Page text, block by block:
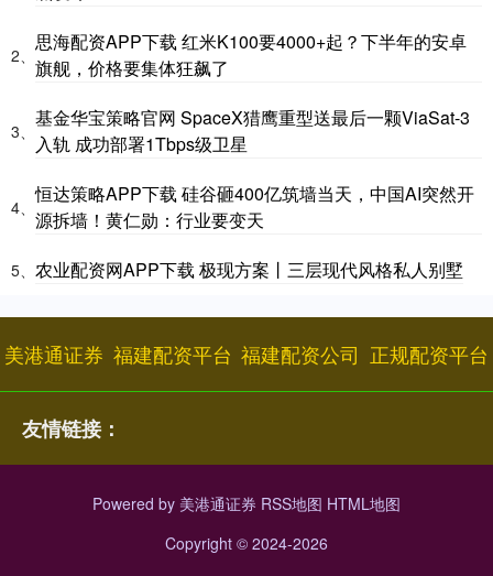
2、
思海配资APP下载 红米K100要4000+起？下半年的安卓
旗舰，价格要集体狂飙了
3、
基金华宝策略官网 SpaceX猎鹰重型送最后一颗ViaSat-3
入轨 成功部署1Tbps级卫星
4、
恒达策略APP下载 硅谷砸400亿筑墙当天，中国AI突然开
源拆墙！黄仁勋：行业要变天
5、 农业配资网APP下载 极现方案丨三层现代风格私人别墅
美港通证券 福建配资平台 福建配资公司 正规配资平台
友情链接：
Powered by 美港通证券 RSS地图 HTML地图
Copyright © 2024-2026